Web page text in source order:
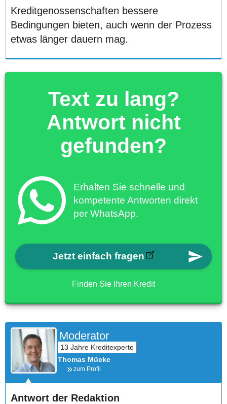
Kreditgenossenschaften bessere
Bedingungen bieten, auch wenn der Prozess
etwas länger dauern mag.
Text zu lang?
Antwort nicht
gefunden?
Erhalten Sie schnelle und
kompetente Antworten direkt
per WhatsApp.
Jetzt einfach fragen
Finden Sie Ihren Kredit
Moderator
Thomas Mücke
zum Profil
Antwort der Redaktion